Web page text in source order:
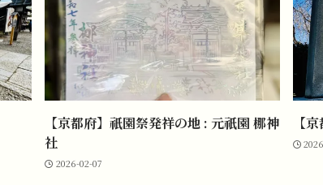
【京都府】祇園祭発祥の地 : 元祇園 梛神
社
2026-02-07
【